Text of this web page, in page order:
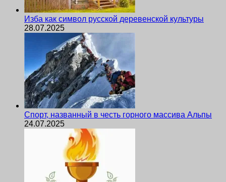
Изба как символ русской деревенской культуры
28.07.2025
Спорт, названный в честь горного массива Альпы
24.07.2025